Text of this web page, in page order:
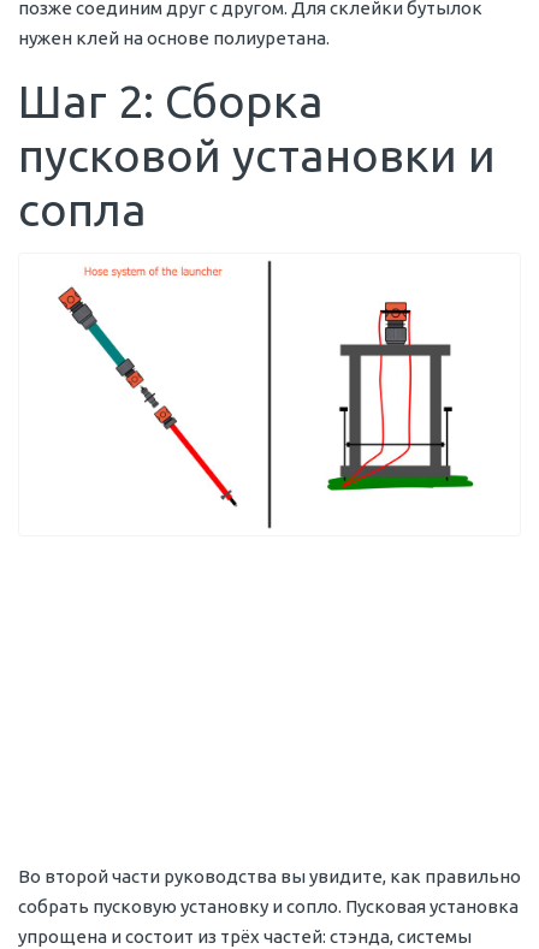
позже соединим друг с другом. Для склейки бутылок
нужен клей на основе полиуретана.
Шаг 2: Сборка
пусковой установки и
сопла
Во второй части руководства вы увидите, как правильно
собрать пусковую установку и сопло. Пусковая установка
упрощена и состоит из трёх частей: стэнда, системы